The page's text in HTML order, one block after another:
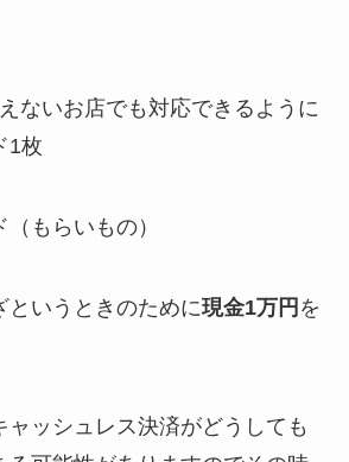
ないお店でも対応できるように
1枚
もらいもの）
というときのために現金1万円 を
ャッシュレス決済がどうしても